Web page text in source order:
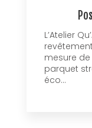
L’Atelier
mesure
parquet
éco...